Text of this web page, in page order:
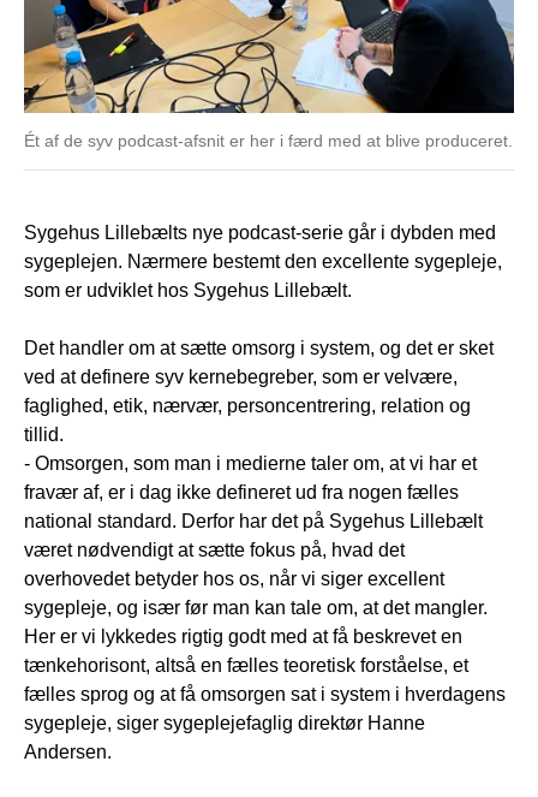
Ét af de syv podcast-afsnit er her i færd med at blive produceret.
Sygehus Lillebælts nye podcast-serie går i dybden med
sygeplejen. Nærmere bestemt den excellente sygepleje,
som er udviklet hos Sygehus Lillebælt.
Det handler om at sætte omsorg i system, og det er sket
ved at definere syv kernebegreber, som er velvære,
faglighed, etik, nærvær, personcentrering, relation og
tillid.
- Omsorgen, som man i medierne taler om, at vi har et
fravær af, er i dag ikke defineret ud fra nogen fælles
national standard. Derfor har det på Sygehus Lillebælt
været nødvendigt at sætte fokus på, hvad det
overhovedet betyder hos os, når vi siger excellent
sygepleje, og især før man kan tale om, at det mangler.
Her er vi lykkedes rigtig godt med at få beskrevet en
tænkehorisont, altså en fælles teoretisk forståelse, et
fælles sprog og at få omsorgen sat i system i hverdagens
sygepleje, siger sygeplejefaglig direktør Hanne
Andersen.